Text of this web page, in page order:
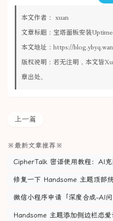
本文作者： xuan
文章标题： 宝塔面板安装
本文地址： https://
版权说明：若无注明，本文皆
章出处。
上一篇
※最新文章推荐※
微信小程序申请「深度合成-AI
Handsome 主题添加侧边栏恋